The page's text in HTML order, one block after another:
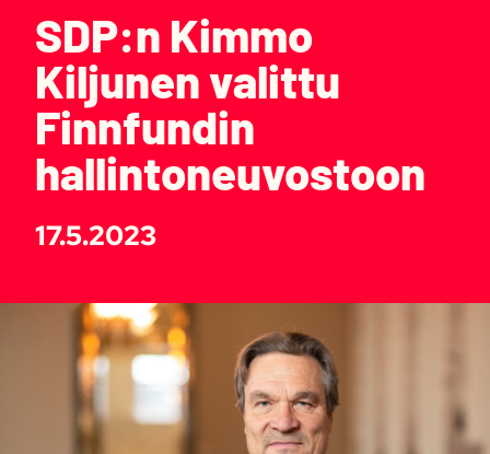
SDP:n Kimmo
Kiljunen valittu
Finnfundin
hallintoneuvostoon
17.5.2023